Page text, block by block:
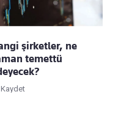
şirketler, ne
temettü
Kaydet